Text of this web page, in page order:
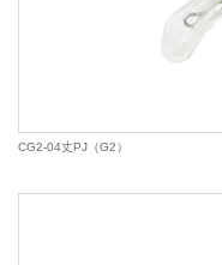
CG2-04丈PJ（G2）